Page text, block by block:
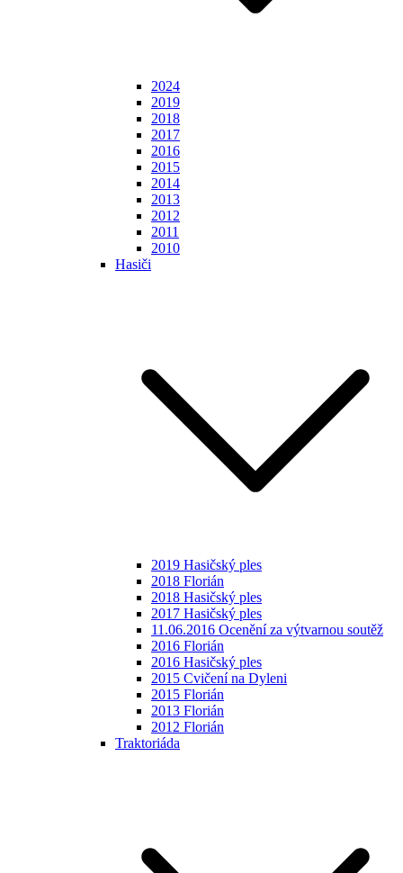
2024
2019
2018
2017
2016
2015
2014
2013
2012
2011
2010
Hasiči
2019 Hasičský ples
2018 Florián
2018 Hasičský ples
2017 Hasičský ples
11.06.2016 Ocenění za výtvarnou soutěž
2016 Florián
2016 Hasičský ples
2015 Cvičení na Dyleni
2015 Florián
2013 Florián
2012 Florián
Traktoriáda